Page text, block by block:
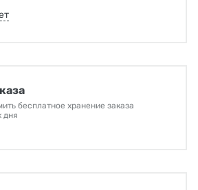
бесплатное хранение заказа
дня